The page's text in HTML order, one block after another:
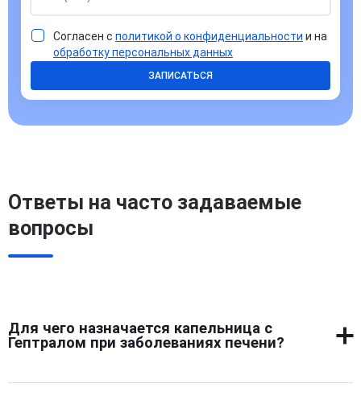
Согласен с политикой о конфиденциальности и на
обработку персональных данных
ЗАПИСАТЬСЯ
Ответы на часто задаваемые
вопросы
Для чего назначается капельница с
Гептралом при заболеваниях печени?
Капельница с Гептралом назначается для